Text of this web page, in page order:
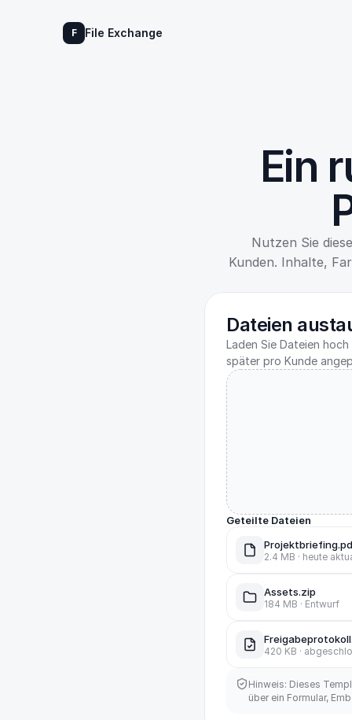
F File Exchange
Ein
Nutzen Sie
Kunden. Inhalte,
Dateien
Laden Sie Dateien
später pro Kunde
Geteilte Dateien
2.4 MB · heute
Assets.zip
184 MB · Entwurf
420 KB ·
Hinweis: Dieses
über ein Formular,